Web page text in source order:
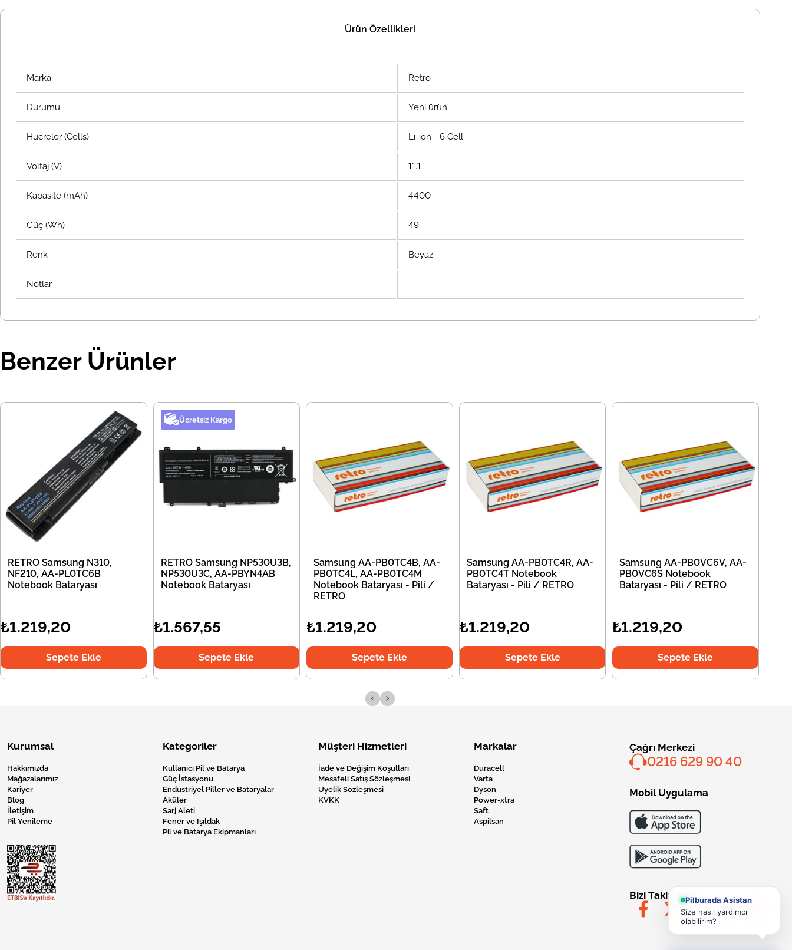
Ürün Özellikleri
Marka Retro
Durumu Yeni ürün
Hücreler (Cells) Li-ion - 6 Cell
Voltaj (V) 11.1
Kapasite (mAh) 4400
Güç (Wh) 49
Renk Beyaz
Notlar
Benzer Ürünler
RETRO Samsung N310,
NF210, AA-PL0TC6B
Notebook Bataryası
₺1.219,20
Sepete Ekle
Ücretsiz Kargo
RETRO Samsung NP530U3B,
NP530U3C, AA-PBYN4AB
Notebook Bataryası
₺1.567,55
Sepete Ekle
Samsung AA-PB0TC4B, AA-
PB0TC4L, AA-PB0TC4M
Notebook Bataryası - Pili /
RETRO
₺1.219,20
Sepete Ekle
Samsung AA-PB0TC4R, AA-
PB0TC4T Notebook
Bataryası - Pili / RETRO
₺1.219,20
Sepete Ekle
Samsung AA-PB0VC6V, AA-
PB0VC6S Notebook
Bataryası - Pili / RETRO
₺1.219,20
Sepete Ekle
‹ ›
Kurumsal
Hakkımızda
Mağazalarımız
Kariyer
Blog
İletişim
Pil Yenileme
Kategoriler
Kullanıcı Pil ve Batarya
Güç İstasyonu
Endüstriyel Piller ve Bataryalar
Aküler
Sarj Aleti
Fener ve Işıldak
Pil ve Batarya Ekipmanları
Müşteri Hizmetleri
İade ve Değişim Koşulları
Mesafeli Satış Sözleşmesi
Üyelik Sözleşmesi
KVKK
Markalar
Duracell
Varta
Dyson
Power-xtra
Saft
Aspilsan
Çağrı Merkezi
0216 629 90 40
Mobil Uygulama
Bizi Takip EdinPilburada Asistan
Size nasıl yardımcı
olabilirim?